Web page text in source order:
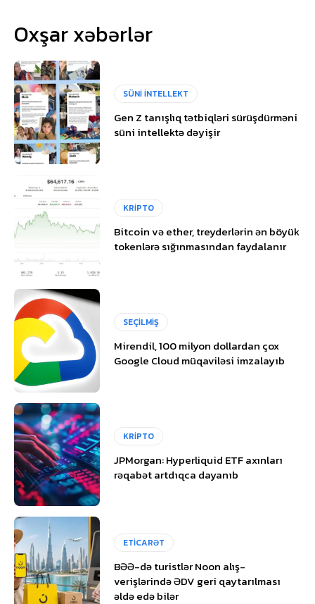
Oxşar xəbərlər
SÜNİ İNTELLEKT
Gen Z tanışlıq tətbiqləri sürüşdürməni
süni intellektə dəyişir
KRİPTO
Bitcoin və ether, treyderlərin ən böyük
tokenlərə sığınmasından faydalanır
SEÇİLMİŞ
Mirendil, 100 milyon dollardan çox
Google Cloud müqaviləsi imzalayıb
KRİPTO
JPMorgan: Hyperliquid ETF axınları
rəqabət artdıqca dayanıb
ETİCARƏT
BƏƏ-də turistlər Noon alış-
verişlərində ƏDV geri qaytarılması
əldə edə bilər